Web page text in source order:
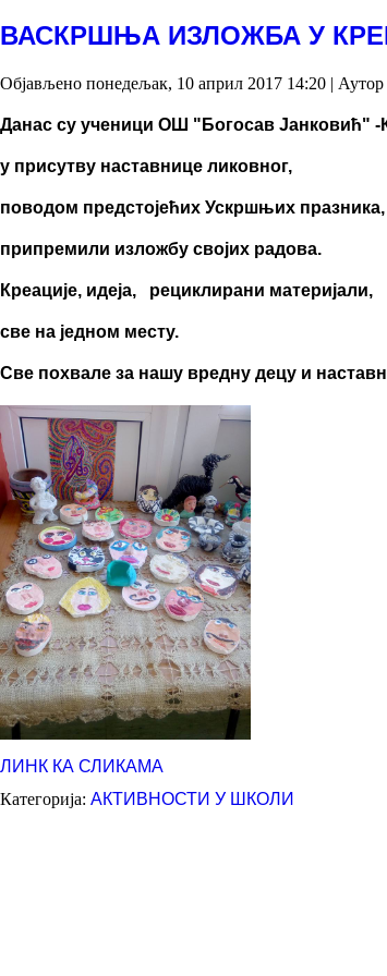
ВАСКРШЊА ИЗЛОЖБА У
Објављено понедељак, 10 април 2017 14:20 | Аутор
Данас су ученици ОШ "Богосав Јанковић" -
у присутву наставнице ликовног,
поводом предстојећих Ускршњих празника,
припремили изложбу својих радова.
Креације, идеја, рециклирани материјали,
све на једном месту.
Све похвале за нашу вредну децу и
ЛИНК КА СЛИКАМА
Категорија: АКТИВНОСТИ У ШКОЛИ